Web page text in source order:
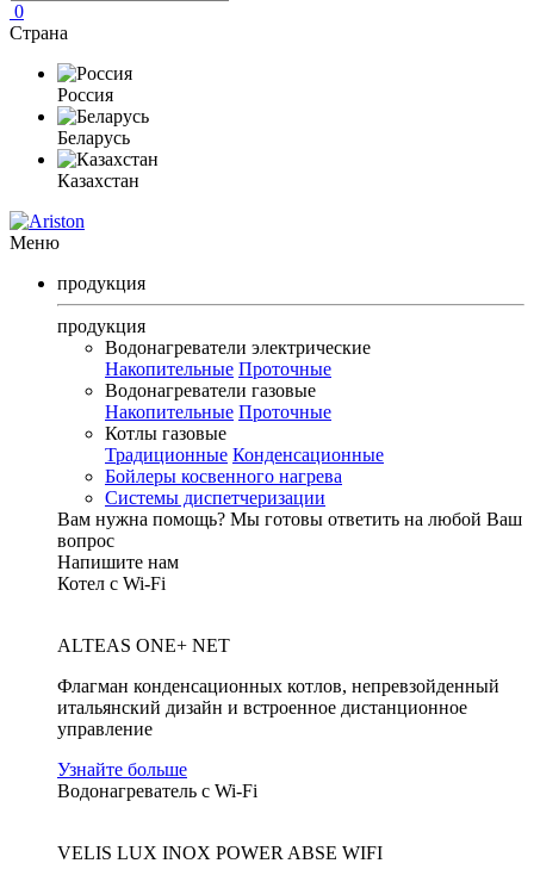
0
Страна
Россия
Беларусь
Казахстан
Меню
продукция
продукция
Водонагреватели электрические
Накопительные Проточные
Водонагреватели газовые
Накопительные Проточные
Котлы газовые
Традиционные Конденсационные
Бойлеры косвенного нагрева
Системы диспетчеризации
Вам нужна помощь? Мы готовы ответить на любой Ваш
вопрос
Напишите нам
Котел с Wi-Fi
ALTEAS ONE+ NET
Флагман конденсационных котлов, непревзойденный
итальянский дизайн и встроенное дистанционное
управление
Узнайте больше
Водонагреватель с Wi-Fi
VELIS LUX INOX POWER ABSE WIFI